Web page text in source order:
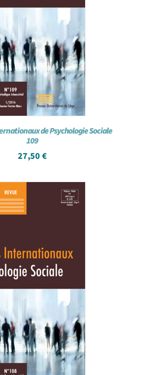
de Psychologie Sociale
109
27,50 €